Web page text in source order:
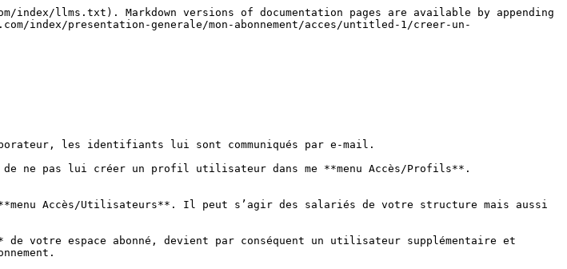
llms.txt). Markdown versions of documentation pages are available by appending
index/presentation-generale/mon-abonnement/acces/untitled-1/creer-un-
les identifiants lui sont communiqués par e-mail.
pas lui créer un profil utilisateur dans me **menu Accès/Profils**.
Accès/Utilisateurs**. Il peut s’agir des salariés de votre structure mais aussi
votre espace abonné, devient par conséquent un utilisateur supplémentaire et